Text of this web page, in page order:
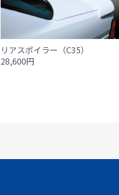
リアスポイラー（C35）
28,600円